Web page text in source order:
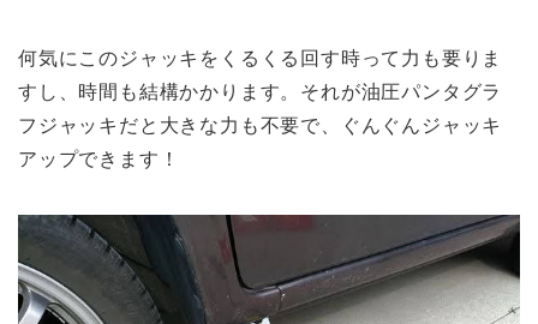
何気にこのジャッキをくるくる回す時って力も要りま
すし、時間も結構かかります。それが油圧パンタグラ
フジャッキだと大きな力も不要で、ぐんぐんジャッキ
アップできます！